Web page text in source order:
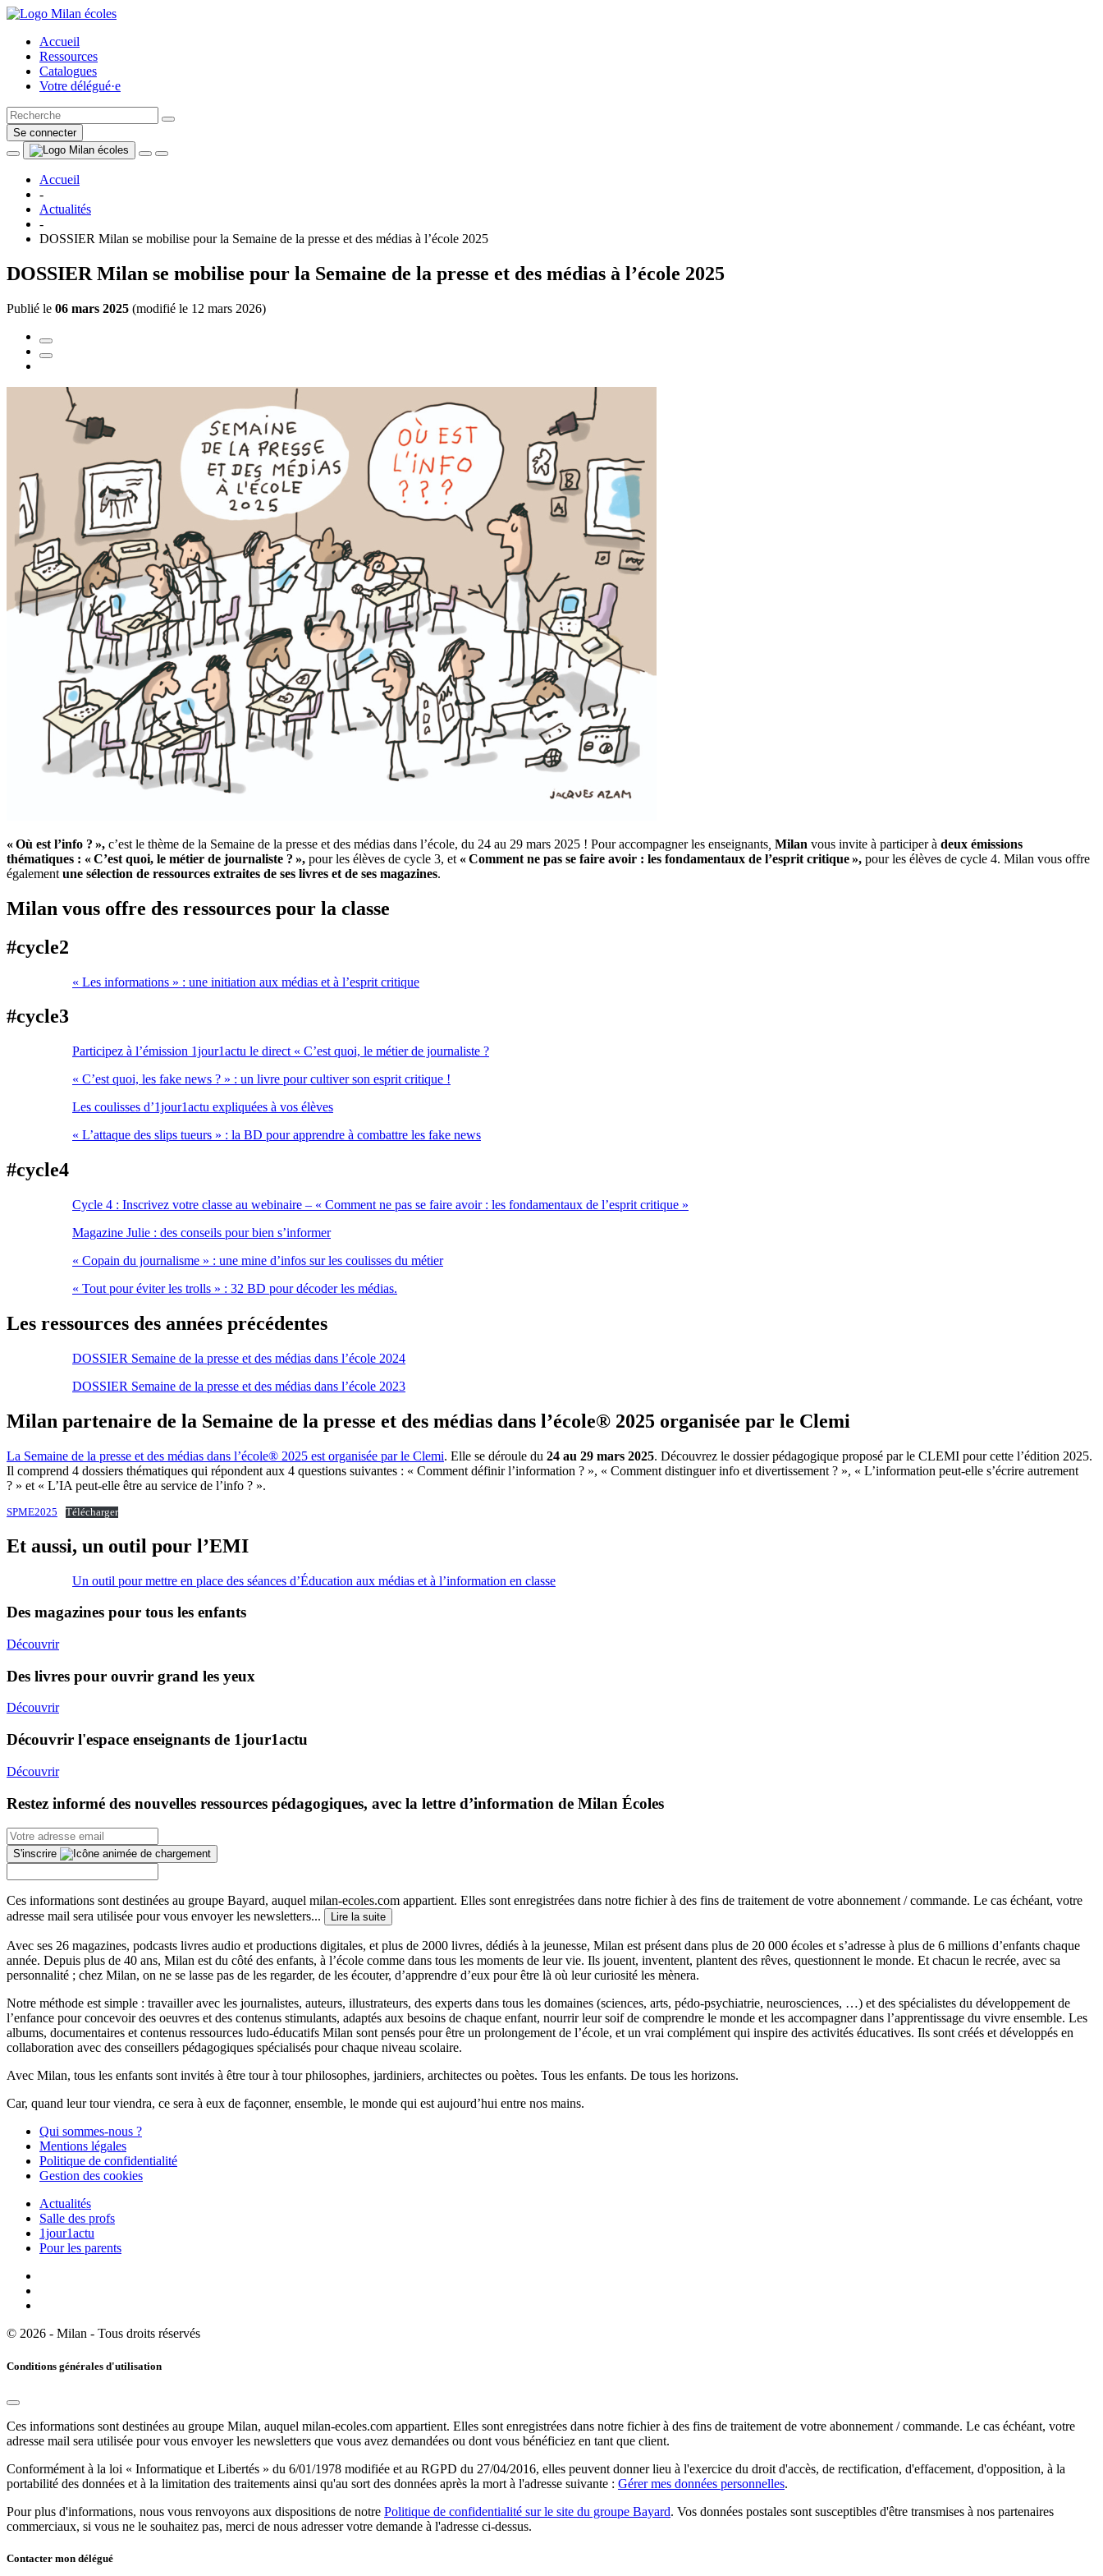
Accueil
Ressources
Catalogues
Votre délégué·e
Se connecter
Accueil
-
Actualités
-
DOSSIER Milan se mobilise pour la Semaine de la presse et des médias à l’école 2025
DOSSIER Milan se mobilise pour la Semaine de la presse et des médias à l’école 2025
Publié le 06 mars 2025 (modifié le 12 mars 2026)
« Où est l’info ? », c’est le thème de la Semaine de la presse et des médias dans l’école, du 24 au 29 mars 2025 ! Pour accompagner les enseignants Milan vous invite à participer à deux émissions
thématiques : « C’est quoi, le métier de journaliste ? », pour les élèves de cycle 3, et « Comment ne pas se faire avoir : les fondamentaux de l’esprit critique », pour les élèves de cycle 4. Milan vous offre
également une sélection de ressources extraites de ses livres et de ses magazines.
Milan vous offre des ressources pour la classe
#cycle2
« Les informations » : une initiation aux médias et à l’esprit critique
#cycle3
Participez à l’émission 1jour1actu le direct « C’est quoi, le métier de journaliste ?
« C’est quoi, les fake news ? » : un livre pour cultiver son esprit critique !
Les coulisses d’1jour1actu expliquées à vos élèves
« L’attaque des slips tueurs » : la BD pour apprendre à combattre les fake news
#cycle4
Cycle 4 : Inscrivez votre classe au webinaire – « Comment ne pas se faire avoir : les fondamentaux de l’esprit critique »
Magazine Julie : des conseils pour bien s’informer
« Copain du journalisme » : une mine d’infos sur les coulisses du métier
« Tout pour éviter les trolls » : 32 BD pour décoder les médias.
Les ressources des années précédentes
DOSSIER Semaine de la presse et des médias dans l’école 2024
DOSSIER Semaine de la presse et des médias dans l’école 2023
Milan partenaire de la Semaine de la presse et des médias dans l’école® 2025 organisée par le Clemi
La Semaine de la presse et des médias dans l’école® 2025 est organisée par le Clemi. Elle se déroule du 24 au 29 mars 2025. Découvrez le dossier pédagogique proposé par le CLEMI pour cette l’édition 2025.
Il comprend 4 dossiers thématiques qui répondent aux 4 questions suivantes : « Comment définir l’information ? », « Comment distinguer info et divertissement ? », « L’information peut-elle s’écrire autrement
? » et « L’IA peut-elle être au service de l’info ? ».
SPME2025 Télécharger
Et aussi, un outil pour l’EMI
Un outil pour mettre en place des séances d’Éducation aux médias et à l’information en classe
Des magazines pour tous les enfants
Découvrir
Des livres pour ouvrir grand les yeux
Découvrir
Découvrir l'espace enseignants de 1jour1actu
Découvrir
Restez informé des nouvelles ressources pédagogiques, avec la lettre d’information de Milan Écoles
S'inscrire
Ces informations sont destinées au groupe Bayard, auquel milan-ecoles.com appartient. Elles sont enregistrées dans notre fichier à des fins de traitement de votre abonnement / commande. Le cas échéant, votre
adresse mail sera utilisée pour vous envoyer les newsletters...
Lire la suite
Avec ses 26 magazines, podcasts livres audio et productions digitales, et plus de 2000 livres, dédiés à la jeunesse, Milan est présent dans plus de 20 000 écoles et s’adresse à plus de 6 millions d’enfants chaque
année. Depuis plus de 40 ans, Milan est du côté des enfants, à l’école comme dans tous les moments de leur vie. Ils jouent, inventent, plantent des rêves, questionnent le monde. Et chacun le recrée, avec sa
personnalité ; chez Milan, on ne se lasse pas de les regarder, de les écouter, d’apprendre d’eux pour être là où leur curiosité les mènera.
Notre méthode est simple : travailler avec les journalistes, auteurs, illustrateurs, des experts dans tous les domaines (sciences, arts, pédo-psychiatrie, neurosciences, …) et des spécialistes du développement de
l’enfance pour concevoir des oeuvres et des contenus stimulants, adaptés aux besoins de chaque enfant, nourrir leur soif de comprendre le monde et les accompagner dans l’apprentissage du vivre ensemble. Les
albums, documentaires et contenus ressources ludo-éducatifs Milan sont pensés pour être un prolongement de l’école, et un vrai complément qui inspire des activités éducatives. Ils sont créés et développés en
collaboration avec des conseillers pédagogiques spécialisés pour chaque niveau scolaire.
Avec Milan, tous les enfants sont invités à être tour à tour philosophes, jardiniers, architectes ou poètes. Tous les enfants. De tous les horizons.
Car, quand leur tour viendra, ce sera à eux de façonner, ensemble, le monde qui est aujourd’hui entre nos mains.
Qui sommes-nous ?
Mentions légales
Politique de confidentialité
Gestion des cookies
Actualités
Salle des profs
1jour1actu
Pour les parents
© 2026 - Milan - Tous droits réservés
Conditions générales d'utilisation
Ces informations sont destinées au groupe Milan, auquel milan-ecoles.com appartient. Elles sont enregistrées dans notre fichier à des fins de traitement de votre abonnement / commande. Le cas échéant, votre
adresse mail sera utilisée pour vous envoyer les newsletters que vous avez demandées ou dont vous bénéficiez en tant que client.
Conformément à la loi « Informatique et Libertés » du 6/01/1978 modifiée et au RGPD du 27/04/2016, elles peuvent donner lieu à l'exercice du droit d'accès, de rectification, d'effacement, d'opposition, à la
portabilité des données et à la limitation des traitements ainsi qu'au sort des données après la mort à l'adresse suivante : Gérer mes données personnelles.
Pour plus d'informations, nous vous renvoyons aux dispositions de notre Politique de confidentialité sur le site du groupe Bayard. Vos données postales sont susceptibles d'être transmises à nos partenaires
commerciaux, si vous ne le souhaitez pas, merci de nous adresser votre demande à l'adresse ci-dessus.
Contacter mon délégué